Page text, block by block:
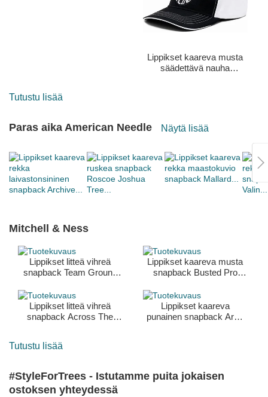
Lippikset kaareva musta
säädettävä nauha
Tutustu lisää
Paras aika American Needle Näytä lisää
Mitchell & Ness
Lippikset litteä vihreä
snapback Team Ground
Mitchell & Ness
Lippikset kaareva musta
snapback Busted Pro
Mitchell & Ness
Lippikset litteä vihreä
snapback Across The
Lippikset kaareva
punainen snapback Arch
Tutustu lisää
#StyleForTrees - Istutamme puita jokaisen
ostoksen yhteydessä